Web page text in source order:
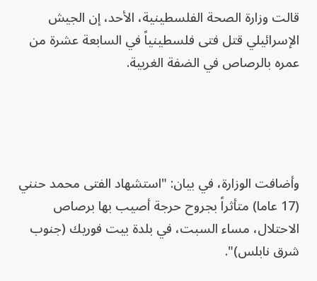
قالت وزارة الصحة الفلسطينية، الأحد، إن الجيش
الإسرائيلي قتل فتى فلسطينياً في السابعة عشرة من
عمره بالرصاص في الضفة الغربية.
وأضافت الوزارة، في بيان: "استشهاد الفتى محمد حنني
(17 عاما) متأثراً بجروح حرجة أصيب بها برصاص
الاحتلال، مساء السبت، في بلدة بيت فوريك (جنوب
شرق نابلس)".